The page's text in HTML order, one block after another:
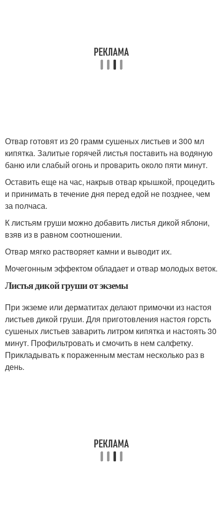
Отвар готовят из 20 грамм сушеных листьев и 300 мл
кипятка. Залитые горячей листья поставить на водяную
баню или слабый огонь и проварить около пяти минут.
Оставить еще на час, накрыв отвар крышкой, процедить
и принимать в течение дня перед едой не позднее, чем
за полчаса.
К листьям груши можно добавить листья дикой яблони,
взяв из в равном соотношении.
Отвар мягко растворяет камни и выводит их.
Мочегонным эффектом обладает и отвар молодых веток.
Листья дикой груши от экземы
При экземе или дерматитах делают примочки из настоя
листьев дикой груши. Для приготовления настоя горсть
сушеных листьев заварить литром кипятка и настоять 30
минут. Профильтровать и смочить в нем салфетку.
Прикладывать к пораженным местам несколько раз в
день.